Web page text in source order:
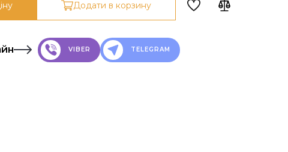
Додати в корзину
VIBER TELEGRAM